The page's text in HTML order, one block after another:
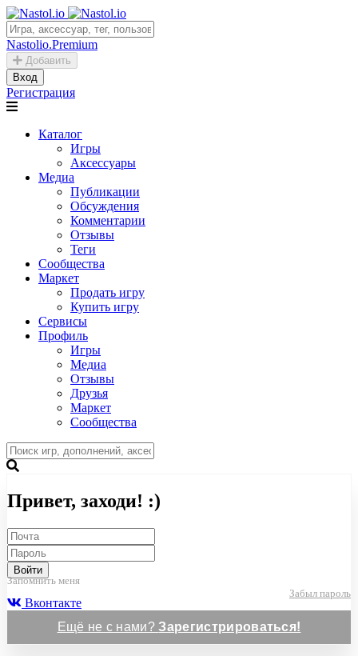
Nastolio.Premium
Добавить
Вход
Регистрация
Каталог
Игры
Аксессуары
Медиа
Публикации
Обсуждения
Комментарии
Отзывы
Теги
Сообщества
Маркет
Продать игру
Купить игру
Сервисы
Профиль
Игры
Медиа
Отзывы
Друзья
Маркет
Сообщества
Привет, заходи! :)
Войти
Запомнить меня
Забыл пароль
Вконтакте
Ещё не с нами?Зарегистрироваться!